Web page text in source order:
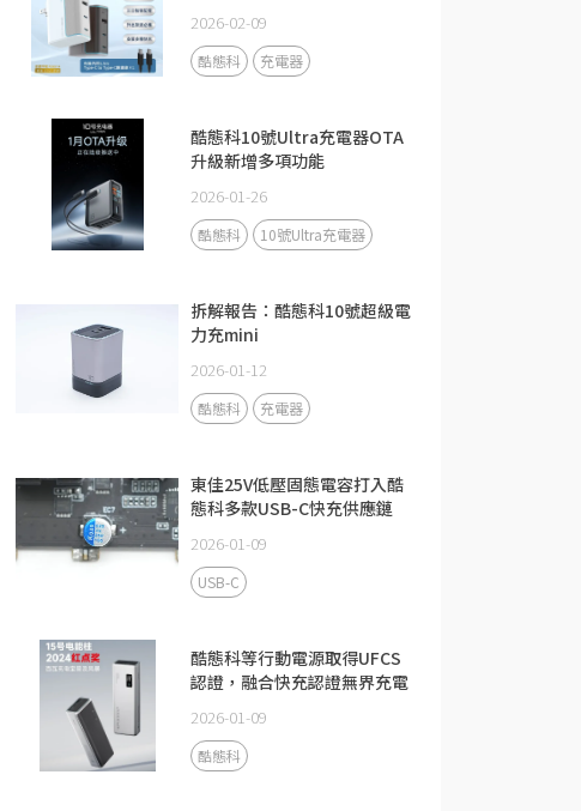
2026-02-09
酷態科 充電器
酷態科10號Ultra充電器OTA
升級新增多項功能
2026-01-26
酷態科 10號Ultra充電器
拆解報告：酷態科10號超級電
力充mini
2026-01-12
酷態科 充電器
東佳25V低壓固態電容打入酷
態科多款USB-C快充供應鏈
2026-01-09
USB-C
酷態科等行動電源取得UFCS
認證，融合快充認證無界充電
2026-01-09
酷態科